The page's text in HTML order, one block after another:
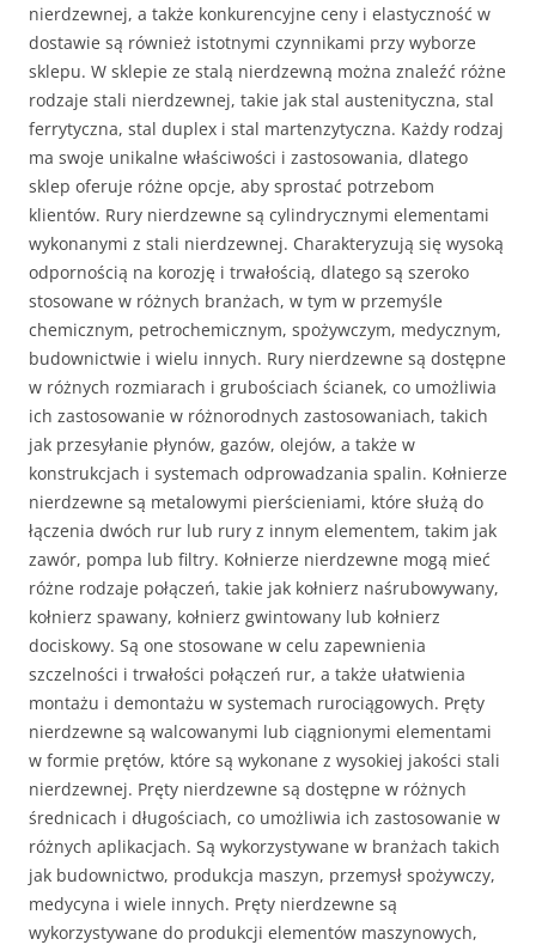
nierdzewnej, a także konkurencyjne ceny i elastyczność w
dostawie są również istotnymi czynnikami przy wyborze
sklepu. W sklepie ze stalą nierdzewną można znaleźć różne
rodzaje stali nierdzewnej, takie jak stal austenityczna, stal
ferrytyczna, stal duplex i stal martenzytyczna. Każdy rodzaj
ma swoje unikalne właściwości i zastosowania, dlatego
sklep oferuje różne opcje, aby sprostać potrzebom
klientów. Rury nierdzewne są cylindrycznymi elementami
wykonanymi z stali nierdzewnej. Charakteryzują się wysoką
odpornością na korozję i trwałością, dlatego są szeroko
stosowane w różnych branżach, w tym w przemyśle
chemicznym, petrochemicznym, spożywczym, medycznym,
budownictwie i wielu innych. Rury nierdzewne są dostępne
w różnych rozmiarach i grubościach ścianek, co umożliwia
ich zastosowanie w różnorodnych zastosowaniach, takich
jak przesyłanie płynów, gazów, olejów, a także w
konstrukcjach i systemach odprowadzania spalin. Kołnierze
nierdzewne są metalowymi pierścieniami, które służą do
łączenia dwóch rur lub rury z innym elementem, takim jak
zawór, pompa lub filtry. Kołnierze nierdzewne mogą mieć
różne rodzaje połączeń, takie jak kołnierz naśrubowywany,
kołnierz spawany, kołnierz gwintowany lub kołnierz
dociskowy. Są one stosowane w celu zapewnienia
szczelności i trwałości połączeń rur, a także ułatwienia
montażu i demontażu w systemach rurociągowych. Pręty
nierdzewne są walcowanymi lub ciągnionymi elementami
w formie prętów, które są wykonane z wysokiej jakości stali
nierdzewnej. Pręty nierdzewne są dostępne w różnych
średnicach i długościach, co umożliwia ich zastosowanie w
różnych aplikacjach. Są wykorzystywane w branżach takich
jak budownictwo, produkcja maszyn, przemysł spożywczy,
medycyna i wiele innych. Pręty nierdzewne są
wykorzystywane do produkcji elementów maszynowych,